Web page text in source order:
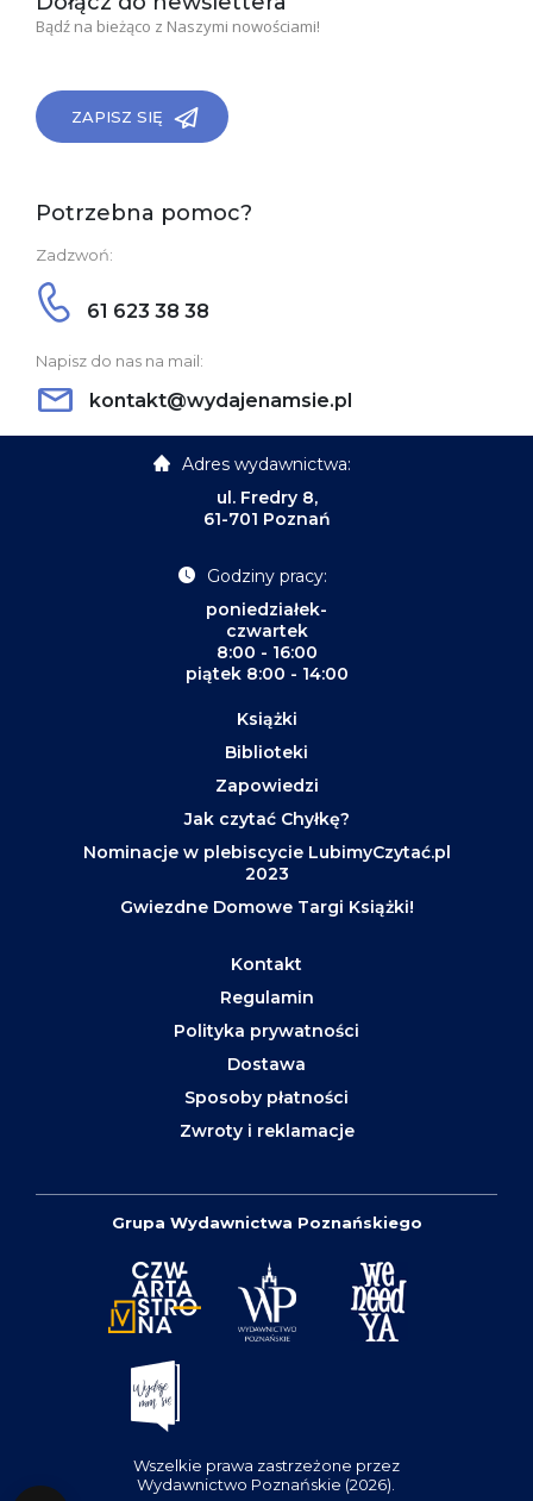
Bądź na bieżąco z Naszymi nowościami!
ZAPISZ SIĘ
Potrzebna pomoc?
Zadzwoń:
61 623 38 38
Napisz do nas na mail:
kontakt@wydajenamsie.pl
Adres wydawnictwa:
ul. Fredry 8,
61-701 Poznań
Godziny pracy:
poniedziałek-
czwartek
8:00 - 16:00
piątek 8:00 - 14:00
Książki
Biblioteki
Zapowiedzi
Jak czytać Chyłkę?
Nominacje w plebiscycie LubimyCzytać.pl
2023
Gwiezdne Domowe Targi Książki!
Kontakt
Regulamin
Polityka prywatności
Dostawa
Sposoby płatności
Zwroty i reklamacje
Grupa Wydawnictwa Poznańskiego
Wszelkie prawa zastrzeżone przez
Wydawnictwo Poznańskie (2026).